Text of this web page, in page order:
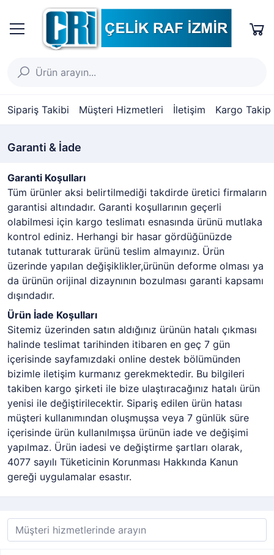
Sipariş Takibi Müşteri Hizmetleri İletişim Kargo Takip
Garanti & İade
Garanti Koşulları
Tüm ürünler aksi belirtilmediği takdirde üretici firmaların
garantisi altındadır. Garanti koşullarının geçerli
olabilmesi için kargo teslimatı esnasında ürünü mutlaka
kontrol ediniz. Herhangi bir hasar gördüğünüzde
tutanak tutturarak ürünü teslim almayınız. Ürün
üzerinde yapılan değişiklikler,ürünün deforme olması ya
da ürünün orijinal dizaynının bozulması garanti kapsamı
dışındadır.
Ürün İade Koşulları
Sitemiz üzerinden satın aldığınız ürünün hatalı çıkması
halinde teslimat tarihinden itibaren en geç 7 gün
içerisinde sayfamızdaki online destek bölümünden
bizimle iletişim kurmanız gerekmektedir. Bu bilgileri
takiben kargo şirketi ile bize ulaştıracağınız hatalı ürün
yenisi ile değiştirilecektir. Sipariş edilen ürün hatası
müşteri kullanımından oluşmuşsa veya 7 günlük süre
içerisinde ürün kullanılmışsa ürünün iade ve değişimi
yapılmaz. Ürün iadesi ve değiştirme şartları olarak,
4077 sayılı Tüketicinin Korunması Hakkında Kanun
gereği uygulamalar esastır.